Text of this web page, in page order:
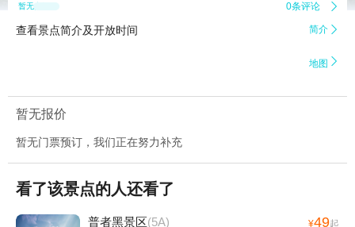
暂无点评 0条评论 
查看景点简介及开放时间 简介 
地图 
暂无报价
暂无门票预订，我们正在努力补充
看了该景点的人还看了
普者黑景区(5A) ¥49起